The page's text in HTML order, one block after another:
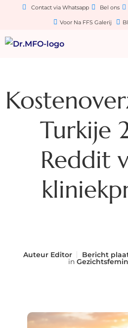
Contact via Whatsapp Bel ons
Voor Na FFS Galerij
Turkije
Reddit
Auteur Editor Bericht
in